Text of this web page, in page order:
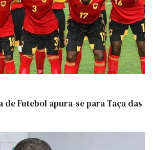
de Futebol apura-se para Taça das